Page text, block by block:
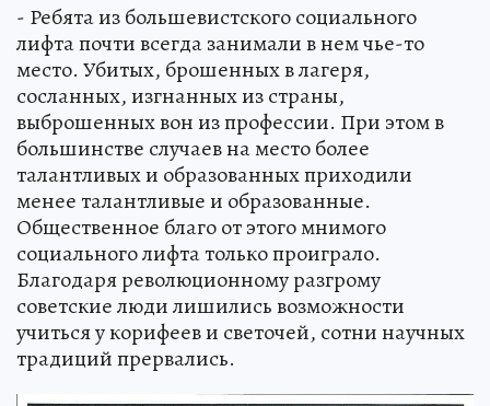
- Ребята из большевистского социального
лифта почти всегда занимали в нем чье-то
место. Убитых, брошенных в лагеря,
сосланных, изгнанных из страны,
выброшенных вон из профессии. При этом в
большинстве случаев на место более
талантливых и образованных приходили
менее талантливые и образованные.
Общественное благо от этого мнимого
социального лифта только проиграло.
Благодаря революционному разгрому
советские люди лишились возможности
учиться у корифеев и светочей, сотни научных
традиций прервались.